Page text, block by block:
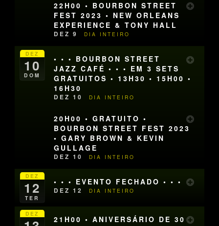
22H00 • BOURBON STREET
FEST 2023 • NEW ORLEANS
EXPERIENCE & TONY HALL
DEZ 9 DIA INTEIRO
DEZ
10
DOM
• • • BOURBON STREET
JAZZ CAFÉ • • • EM 3 SETS
GRATUITOS • 13H30 • 15H00 •
16H30
DEZ 10 DIA INTEIRO
20H00 • GRATUITO •
BOURBON STREET FEST 2023
• GARY BROWN & KEVIN
GULLAGE
DEZ 10 DIA INTEIRO
DEZ
12
TER
• • • EVENTO FECHADO • • •
DEZ 12 DIA INTEIRO
DEZ
21H00 • ANIVERSÁRIO DE 30